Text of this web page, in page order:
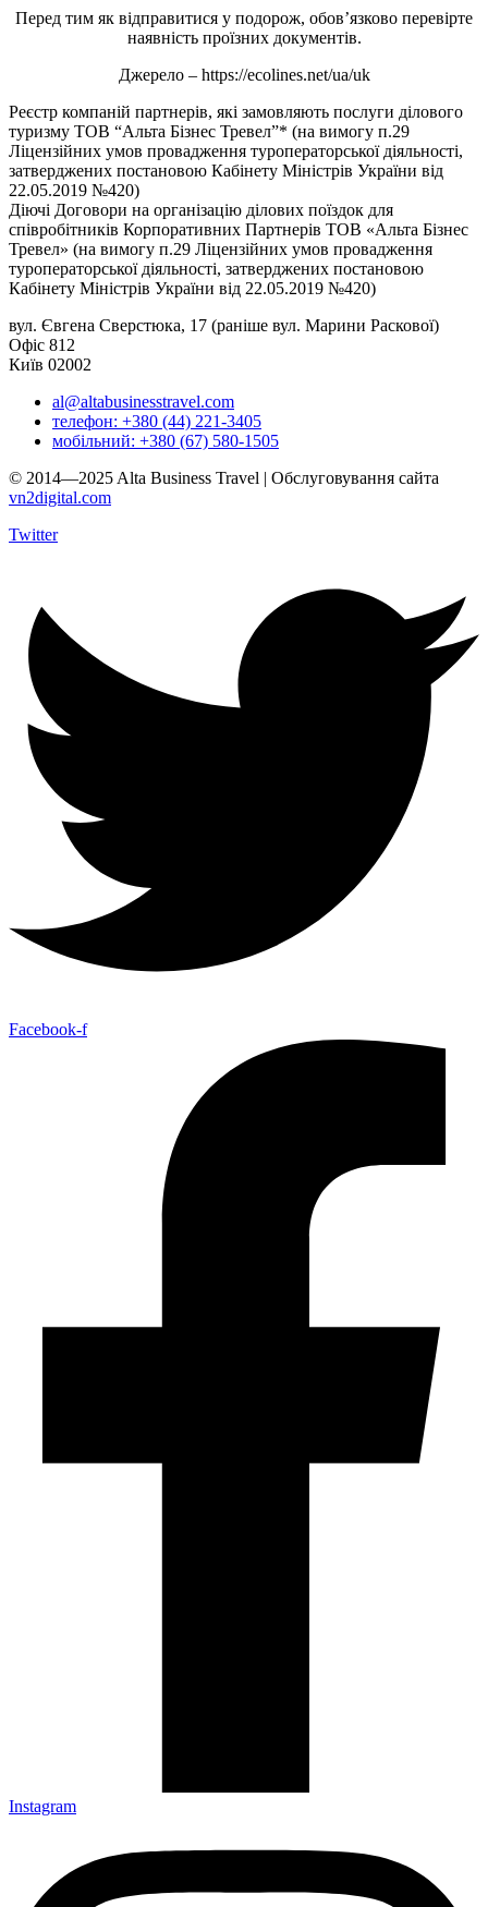
Перед тим як відправитися у подорож, обов’язково перевірте
наявність проїзних документів.
Джерело – https://ecolines.net/ua/uk
Реєстр компаній партнерів, які замовляють послуги ділового
туризму ТОВ “Альта Бізнес Тревел”* (на вимогу п.29
Ліцензійних умов провадження туроператорської діяльності,
затверджених постановою Кабінету Міністрів України від
22.05.2019 №420)
Діючі Договори на організацію ділових поїздок для
співробітників Корпоративних Партнерів ТОВ «Альта Бізнес
Тревел» (на вимогу п.29 Ліцензійних умов провадження
туроператорської діяльності, затверджених постановою
Кабінету Міністрів України від 22.05.2019 №420)
вул. Євгена Сверстюка, 17 (раніше вул. Марини Раскової)
Офіс 812
Київ 02002
al@altabusinesstravel.com
телефон: +380 (44) 221-3405
мобільний: +380 (67) 580-1505
© 2014—2025 Alta Business Travel | Обслуговування сайта
vn2digital.com
Twitter
Facebook-f
Instagram